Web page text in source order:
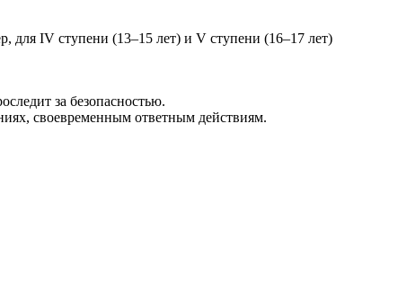
для IV ступени (13–15 лет) и V ступени (16–17 лет)
за безопасностью.
своевременным ответным действиям.